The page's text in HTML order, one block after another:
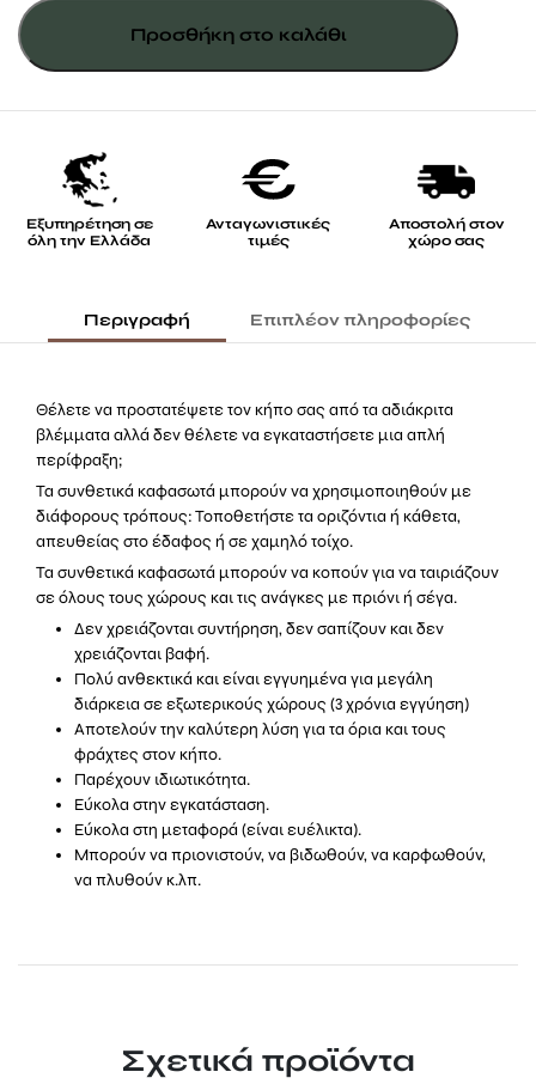
ποσότητα
Προσθήκη στο καλάθι
Εξυπηρέτηση σε
όλη την Ελλάδα
Ανταγωνιστικές
τιμές
Αποστολή στον
χώρο σας
Περιγραφή Επιπλέον πληροφορίες
Θέλετε να προστατέψετε τον κήπο σας από τα αδιάκριτα
βλέμματα αλλά δεν θέλετε να εγκαταστήσετε μια απλή
περίφραξη;
Τα συνθετικά καφασωτά μπορούν να χρησιμοποιηθούν με
διάφορους τρόπους: Τοποθετήστε τα οριζόντια ή κάθετα,
απευθείας στο έδαφος ή σε χαμηλό τοίχο.
Τα συνθετικά καφασωτά μπορούν να κοπούν για να ταιριάζουν
σε όλους τους χώρους και τις ανάγκες με πριόνι ή σέγα.
Δεν χρειάζονται συντήρηση, δεν σαπίζουν και δεν
χρειάζονται βαφή.
Πολύ ανθεκτικά και είναι εγγυημένα για μεγάλη
διάρκεια σε εξωτερικούς χώρους (3 χρόνια εγγύηση)
Αποτελούν την καλύτερη λύση για τα όρια και τους
φράχτες στον κήπο.
Παρέχουν ιδιωτικότητα.
Εύκολα στην εγκατάσταση.
Εύκολα στη μεταφορά (είναι ευέλικτα).
Μπορούν να πριονιστούν, να βιδωθούν, να καρφωθούν,
να πλυθούν κ.λπ.
Σχετικά προϊόντα